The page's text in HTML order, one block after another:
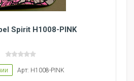
Spirit H1008-PINK
Арт: H1008-PINK